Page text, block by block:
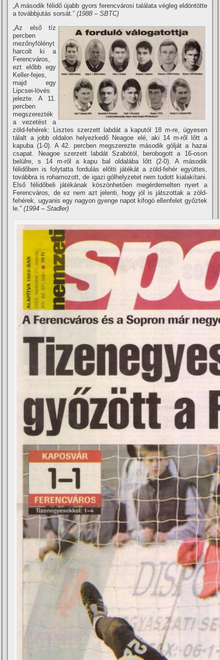
„A második félidő újabb gyors ferencvárosi találata végleg eldöntötte
a továbbjutás sorsát.”(1988 – SBTC)
„Az első tí­z
percben
mezőnyfölényt
harcolt ki a
Ferencváros,
ezt előbb egy
Keller-fejes,
majd egy
Lipcsei-lövés
jelezte. A 11.
percben
megszerezték
a vezetést a
zöld-fehérek: Lisztes szerzett labdát a kaputól 18 m-re, ügyesen
tálalt a jobb oldalon helyezkedő Neagoe elé, aki 14 m-ről lőtt a
kapuba (1-0). A 42. percben megszerezte második gólját a hazai
csapat. Neagoe szerzett labdát Szabótól, berobogott a 16-oson
belülre, s 14 m-ről a kapu bal oldalába lőtt (2-0). A második
félidőben is folytatta fordulás előtti játékát a zöld-fehér együttes,
továbbra is rohamozott, de igazi gólhelyzetet nem tudott kialakí­tani.
Első félidőbeli játékának köszönhetően megérdemelten nyert a
Ferencváros, de ez nem azt jelenti, hogy jól is játszottak a zöld-
fehérek, ugyanis egy nagyon gyenge napot kifogó ellenfelet győztek
le.” (1994 – Stadler)